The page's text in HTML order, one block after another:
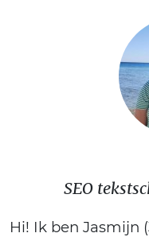
SEO
Hi! Ik ben Jasmijn